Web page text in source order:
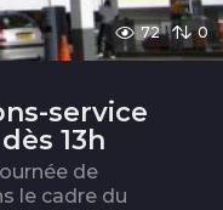
72 0
service
13h
de
le cadre du